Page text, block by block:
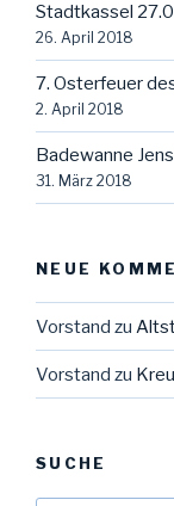
Stadtkassel
26. April 2018
7. Osterfeuer
2. April 2018
Badewanne
31. März 2018
NEUE
Vorstand zu
Vorstand zu
SUCHE